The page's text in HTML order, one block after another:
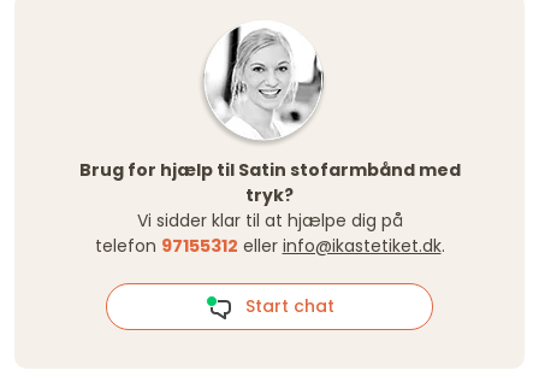
Brug for hjælp til Satin stofarmbånd med
tryk?
Vi sidder klar til at hjælpe dig på
telefon 97155312 eller info@ikastetiket.dk.
Start chat